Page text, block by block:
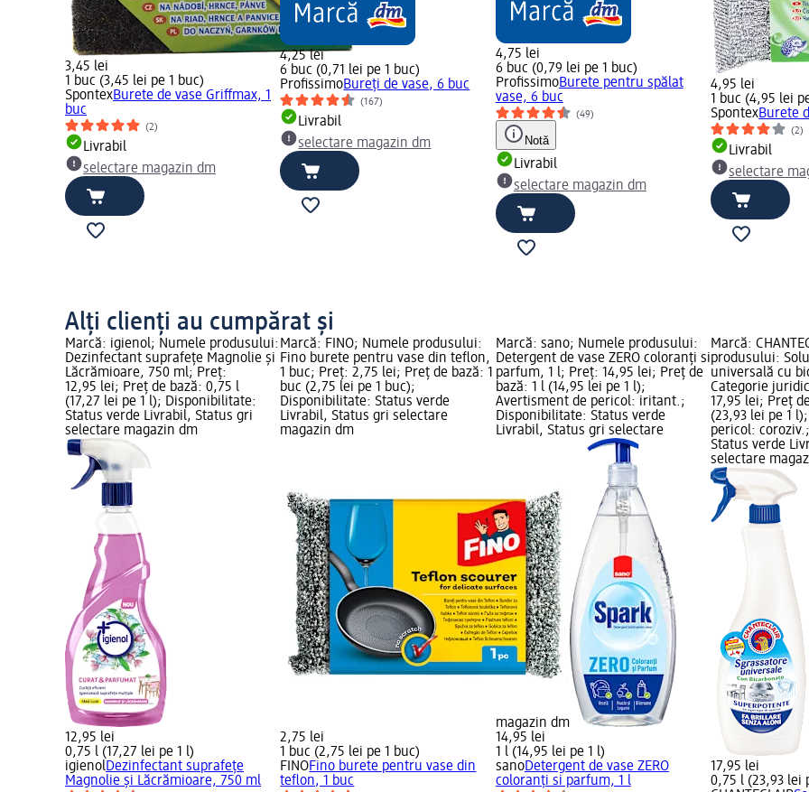
3,45 lei
1 buc (3,45 lei pe 1 buc)
SpontexBurete de vase Griffmax, 1
buc
(2)
Livrabil
selectare magazin dm
4,25 lei
6 buc (0,71 lei pe 1 buc)
ProfissimoBureți de vase, 6 buc
(167)
Livrabil
selectare magazin dm
4,75 lei
6 buc (0,79 lei pe 1 buc)
ProfissimoBurete pentru spălat
vase, 6 buc
(49)
Notă
Livrabil
selectare magazin dm
4,95 lei
1 buc (4,95 lei
SpontexBurete
(2)
Livrabil
selectare
Alți clienți au cumpărat și
Marcă: igienol; Numele produsului:
Dezinfectant suprafețe Magnolie și
Lăcrămioare, 750 ml; Preț:
12,95 lei; Preț de bază: 0,75 l
(17,27 lei pe 1 l); Disponibilitate:
Status verde Livrabil, Status gri
selectare magazin dm
12,95 lei
0,75 l (17,27 lei pe 1 l)
igienolDezinfectant suprafețe
Magnolie și Lăcrămioare, 750 ml
Marcă: FINO; Numele produsului:
Fino burete pentru vase din teflon,
1 buc; Preț: 2,75 lei; Preț de bază: 1
buc (2,75 lei pe 1 buc);
Disponibilitate: Status verde
Livrabil, Status gri selectare
magazin dm
2,75 lei
1 buc (2,75 lei pe 1 buc)
FINOFino burete pentru vase din
teflon, 1 buc
Marcă: sano; Numele produsului:
Detergent de vase ZERO coloranți si
parfum, 1 l; Preț: 14,95 lei; Preț de
bază: 1 l (14,95 lei pe 1 l);
Avertisment de pericol: iritant.;
Disponibilitate: Status verde
Livrabil, Status gri selectare
magazin dm
14,95 lei
1 l (14,95 lei pe 1 l)
sanoDetergent de vase ZERO
coloranți si parfum, 1 l
Marcă:
produsului:
universală cu
Categorie
17,95 lei; Preț
(23,93 lei pe 1
pericol:
Status verde
selectare
17,95 lei
0,75 l (23,93 lei